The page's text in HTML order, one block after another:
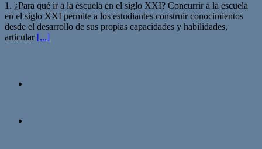
1. ¿Para qué ir a la escuela en el siglo XXI? Concurrir a la escuela
en el siglo XXI permite a los estudiantes construir conocimientos
desde el desarrollo de sus propias capacidades y habilidades,
articular [...]